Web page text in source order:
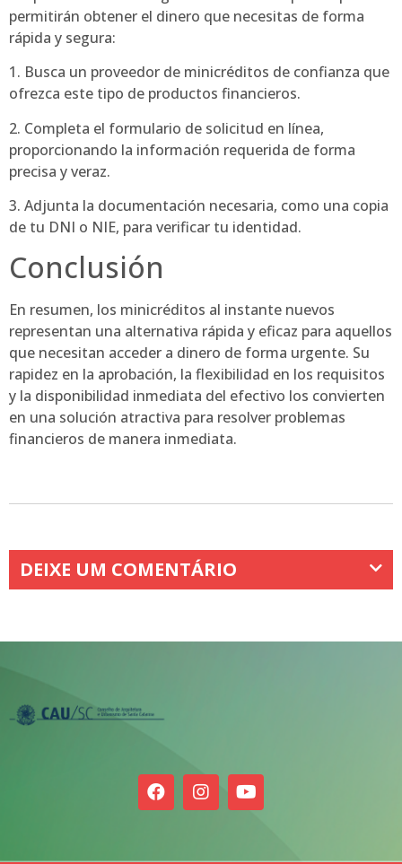
permitirán obtener el dinero que necesitas de forma
rápida y segura:
1. Busca un proveedor de minicréditos de confianza que
ofrezca este tipo de productos financieros.
2. Completa el formulario de solicitud en línea,
proporcionando la información requerida de forma
precisa y veraz.
3. Adjunta la documentación necesaria, como una copia
de tu DNI o NIE, para verificar tu identidad.
Conclusión
En resumen, los minicréditos al instante nuevos
representan una alternativa rápida y eficaz para aquellos
que necesitan acceder a dinero de forma urgente. Su
rapidez en la aprobación, la flexibilidad en los requisitos
y la disponibilidad inmediata del efectivo los convierten
en una solución atractiva para resolver problemas
financieros de manera inmediata.
DEIXE UM COMENTÁRIO